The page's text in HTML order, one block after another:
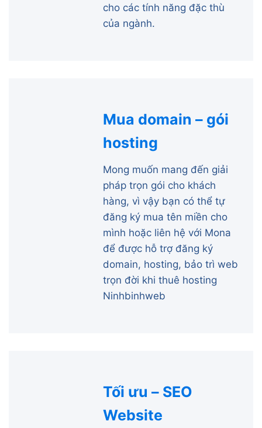
cho các tính năng đặc thù
của ngành.
Mua domain – gói
hosting
Mong muốn mang đến giải
pháp trọn gói cho khách
hàng, vì vậy bạn có thể tự
đăng ký mua tên miền cho
mình hoặc liên hệ với Mona
để được hỗ trợ đăng ký
domain, hosting, bảo trì web
trọn đời khi thuê hosting
Ninhbinhweb
Tối ưu – SEO
Website